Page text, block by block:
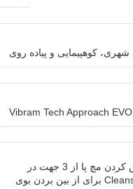
شهری، کوهپیمایی و پیاده روی
Vibram Tech Approach EVO
دارای سیستم 3F برای فیکس کردن مچ پا از 3 جهت در
کفش – تکنولوژی Cleansport NXT برای از بین بردن بوی